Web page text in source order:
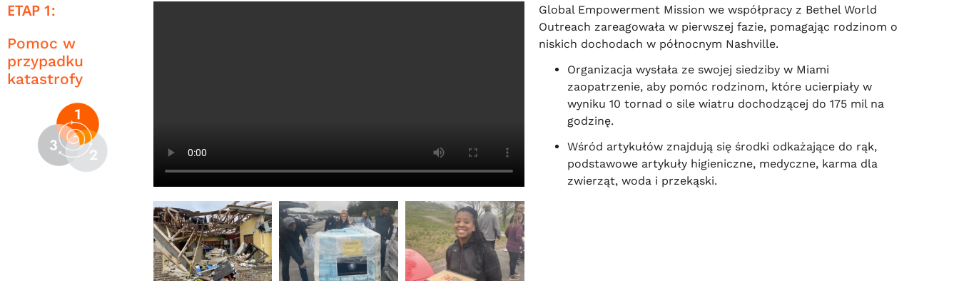
ETAP 1:
Pomoc w
przypadku
katastrofy
Global Empowerment Mission we współpracy z Bethel World
Outreach zareagowała w pierwszej fazie, pomagając rodzinom o
niskich dochodach w północnym Nashville.
Organizacja wysłała ze swojej siedziby w Miami
zaopatrzenie, aby pomóc rodzinom, które ucierpiały w
wyniku 10 tornad o sile wiatru dochodzącej do 175 mil na
godzinę.
Wśród artykułów znajdują się środki odkażające do rąk,
podstawowe artykuły higieniczne, medyczne, karma dla
zwierząt, woda i przekąski.